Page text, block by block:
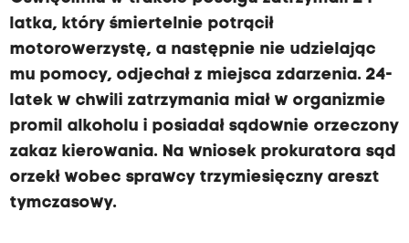
latka, który śmiertelnie potrącił
motorowerzystę, a następnie nie udzielając
mu pomocy, odjechał z miejsca zdarzenia. 24-
latek w chwili zatrzymania miał w organizmie
promil alkoholu i posiadał sądownie orzeczony
zakaz kierowania. Na wniosek prokuratora sąd
orzekł wobec sprawcy trzymiesięczny areszt
tymczasowy.